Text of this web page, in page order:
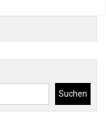
Suchen